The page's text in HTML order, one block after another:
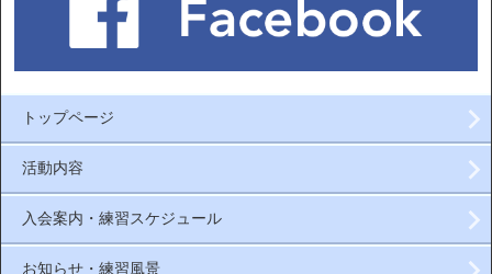
トップページ
活動内容
入会案内・練習スケジュール
お知らせ・練習風景